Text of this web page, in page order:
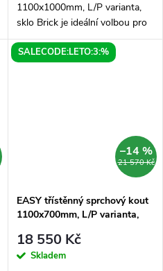
1100x1000mm, L/P varianta,
sklo Brick je ideální volbou pro
moderní koupelny. Tento
elegantní sprchový kout s
SALECODE:LETO:3:%
21 570 Kč
–14 %
EASY třístěnný sprchový kout
1100x700mm, L/P varianta,
18 550 Kč
Skladem